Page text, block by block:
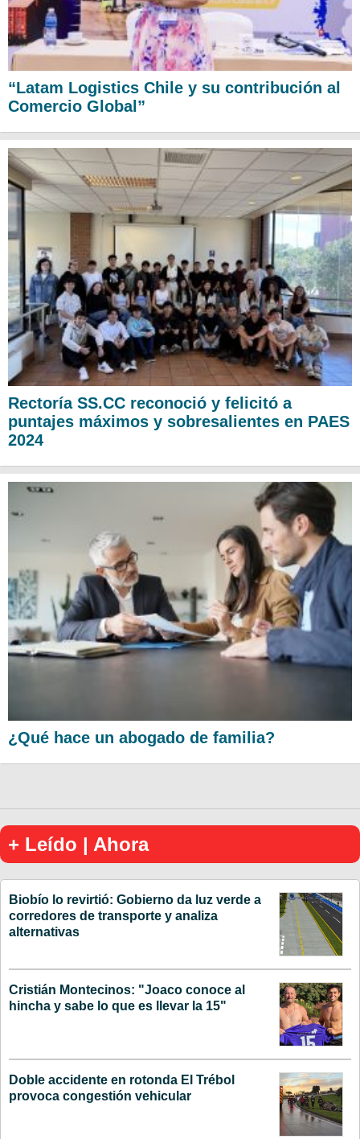
“Latam Logistics Chile y su contribución al
Comercio Global”
Rectoría SS.CC reconoció y felicitó a
puntajes máximos y sobresalientes en PAES
2024
¿Qué hace un abogado de familia?
+ Leído | Ahora
Biobío lo revirtió: Gobierno da luz verde a
corredores de transporte y analiza
alternativas
Cristián Montecinos: "Joaco conoce al
hincha y sabe lo que es llevar la 15"
Doble accidente en rotonda El Trébol
provoca congestión vehicular